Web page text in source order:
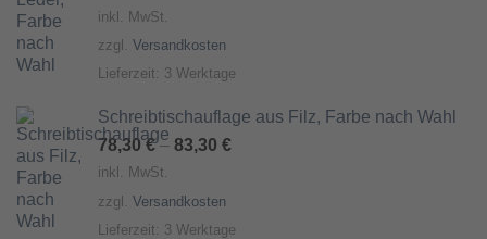
inkl. MwSt.
zzgl. Versandkosten
Lieferzeit: 3 Werktage
Schreibtischauflage aus Filz, Farbe nach Wahl
78,30€– 83,30 €
inkl. MwSt.
zzgl. Versandkosten
Lieferzeit: 3 Werktage